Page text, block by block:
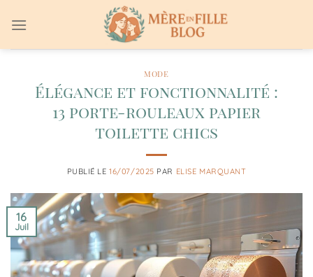
au
MODE
Élégance et fonctionnalité :
13 porte-rouleaux papier
toilette chics
PUBLIÉ LE16/07/2025 PAR ELISE MARQUANT
16
Juil